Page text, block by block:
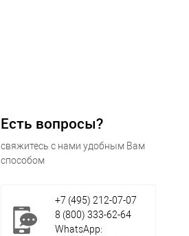
Есть вопросы?
свяжитесь с нами удобным Вам
способом
+7 (495) 212-07-07
8 (800) 333-62-64
WhatsApp: